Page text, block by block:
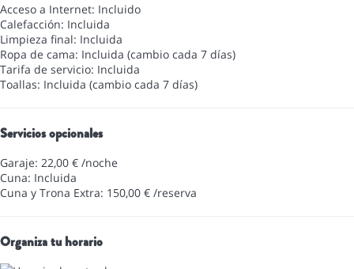
Acceso a Internet: Incluido
Calefacción: Incluida
Limpieza final: Incluida
Ropa de cama: Incluida (cambio cada 7 días)
Tarifa de servicio: Incluida
Toallas: Incluida (cambio cada 7 días)
Servicios opcionales
Garaje: 22,00 € /noche
Cuna: Incluida
Cuna y Trona Extra: 150,00 € /reserva
Organiza tu horario